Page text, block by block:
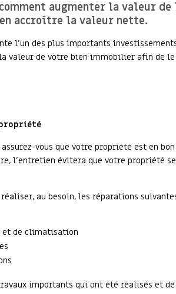
augmenter la valeur
accroître la valeur nette.
l’un des plus importants
valeur de votre bien immobilier afin de
vous que votre propriété est en
l’entretien évitera que votre propriété
au besoin, les réparations
et de climatisation
importants qui ont été réalisés et